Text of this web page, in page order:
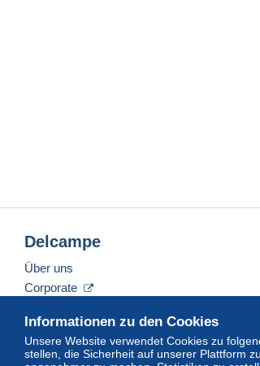
Informationen zu den Cookies
Unsere Website verwendet Cookies zu
stellen, die Sicherheit auf unserer Plattform
Delcampe
Über uns
Corporate
Nehmen Sie Kontakt mit uns auf